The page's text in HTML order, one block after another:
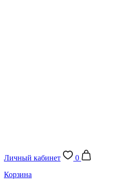
Личный кабинет
0
Корзина